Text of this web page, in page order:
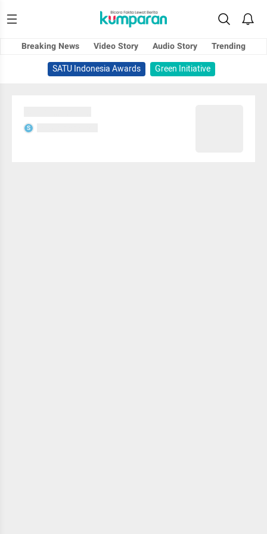
Breaking News Video Story Audio Story
Trending
SATU Indonesia Awards
Green Initiative
S